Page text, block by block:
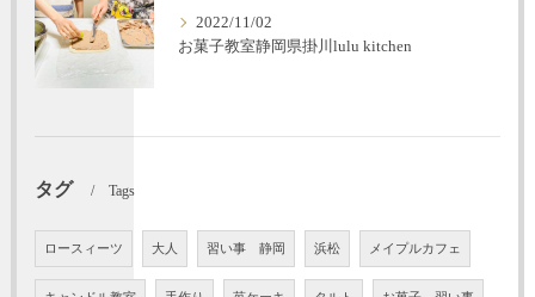
2022/11/02
お菓子教室静岡県掛川lulu kitchen
タグ Tags
ロースィーツ 大人 習い事 静岡 浜松 メイプルカフェ